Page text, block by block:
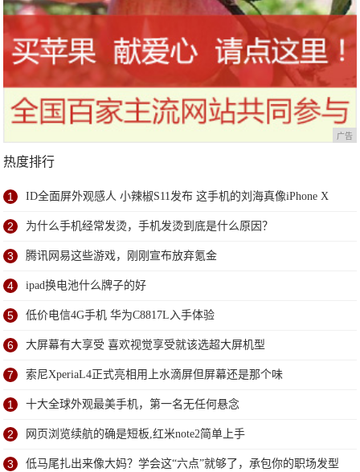
广告
热度排行
1 ID全面屏外观感人 小辣椒S11发布 这手机的刘海真像iPhone X
2 为什么手机经常发烫，手机发烫到底是什么原因？
3 腾讯网易这些游戏，刚刚宣布放弃氪金
4 ipad换电池什么牌子的好
5 低价电信4G手机 华为C8817L入手体验
6 大屏幕有大享受 喜欢视觉享受就该选超大屏机型
7 索尼XperiaL4正式亮相用上水滴屏但屏幕还是那个味
1 十大全球外观最美手机，第一名无任何悬念
2 网页浏览续航的确是短板,红米note2简单上手
3 低马尾扎出来像大妈？学会这“六点”就够了，承包你的职场发型